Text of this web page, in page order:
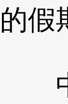
的假
中